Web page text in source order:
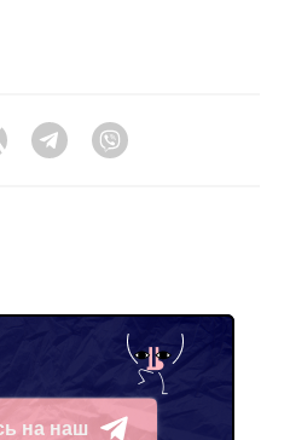
Twitter Telegram
на наш